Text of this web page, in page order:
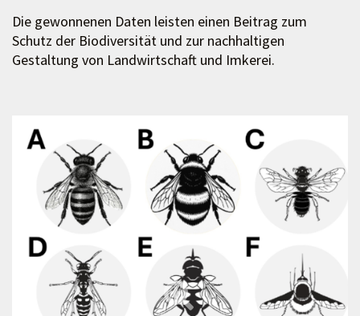
Die gewonnenen Daten leisten einen Beitrag zum
Schutz der Biodiversität und zur nachhaltigen
Gestaltung von Landwirtschaft und Imkerei.